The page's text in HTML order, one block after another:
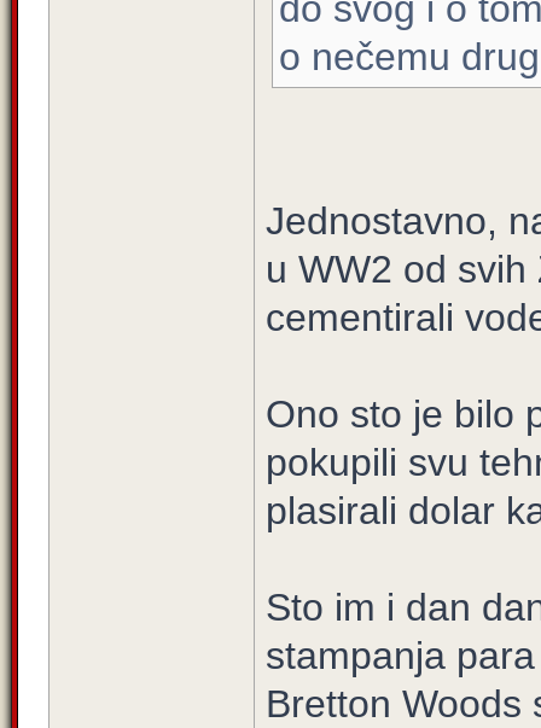
o nečemu
Jednostavno,
u WW2 od
cementirali
Ono sto je bilo
pokupili svu
plasirali dolar
Sto im i dan
stampanja
Bretton Woods